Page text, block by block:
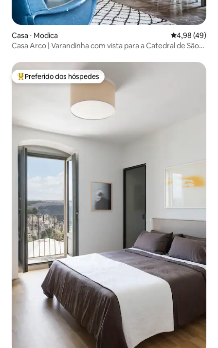
Casa ⋅ Modica 4,98 de uma
4,98 (49)
Casa Arco | Varandinha com vista para a Catedral de São
Entre os melhores preferidos dos hóspedes
Preferido dos hóspedes